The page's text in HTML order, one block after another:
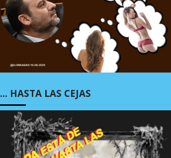
… HASTA LAS CEJAS